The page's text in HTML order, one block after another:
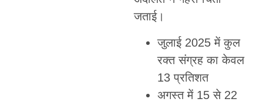
जताई।
जुलाई 2025 में कुल
रक्त संग्रह का केवल
13 प्रतिशत
अगस्त में 15 से 22